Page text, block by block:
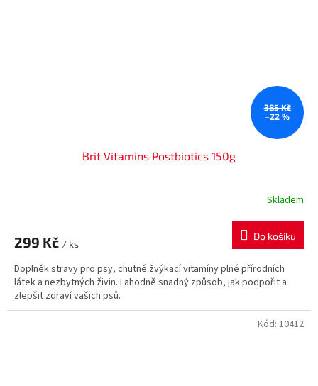
385 Kč
–22 %
Brit Vitamins Postbiotics 150g
Skladem
299 Kč / ks
Do košíku
Doplněk stravy pro psy, chutné žvýkací vitamíny plné přírodních
látek a nezbytných živin. Lahodně snadný způsob, jak podpořit a
zlepšit zdraví vašich psů.
Kód: 10412